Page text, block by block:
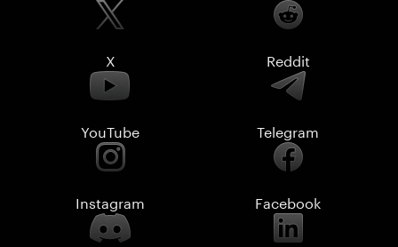
X Reddit
YouTube Telegram
Instagram Facebook